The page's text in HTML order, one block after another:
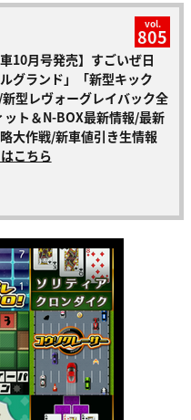
vol.
805
車10月号発売】すごいぜ日
グランド」「新型キック
型レヴォーグレイバック全
ト＆N-BOX最新情報/最新
大作戦/新車値引き生情報
こちら